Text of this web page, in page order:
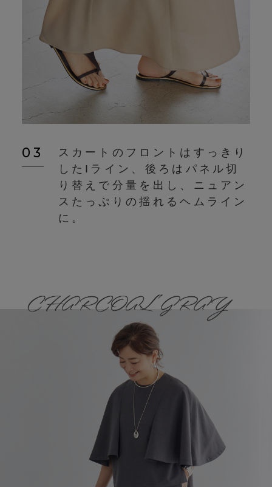
スカートのフロントはすっきり
したIライン、後ろはパネル切
り替えで分量を出し、ニュアン
スたっぷりの揺れるヘムライン
に。
03